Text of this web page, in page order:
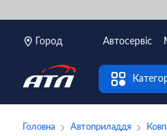
Город Автосервіс
Головна Автоприладдя